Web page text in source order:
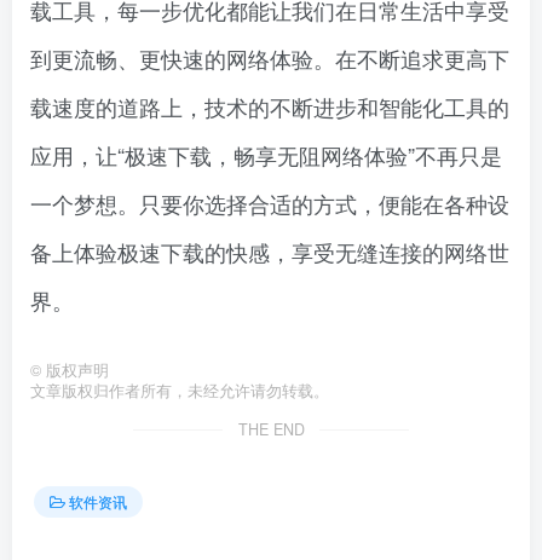
载工具，每一步优化都能让我们在日常生活中享受
到更流畅、更快速的网络体验。在不断追求更高下
载速度的道路上，技术的不断进步和智能化工具的
应用，让“极速下载，畅享无阻网络体验”不再只是
一个梦想。只要你选择合适的方式，便能在各种设
备上体验极速下载的快感，享受无缝连接的网络世
界。
© 版权声明
文章版权归作者所有，未经允许请勿转载。
THE END
软件资讯